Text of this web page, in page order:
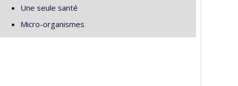
Une seule santé
Micro-organismes